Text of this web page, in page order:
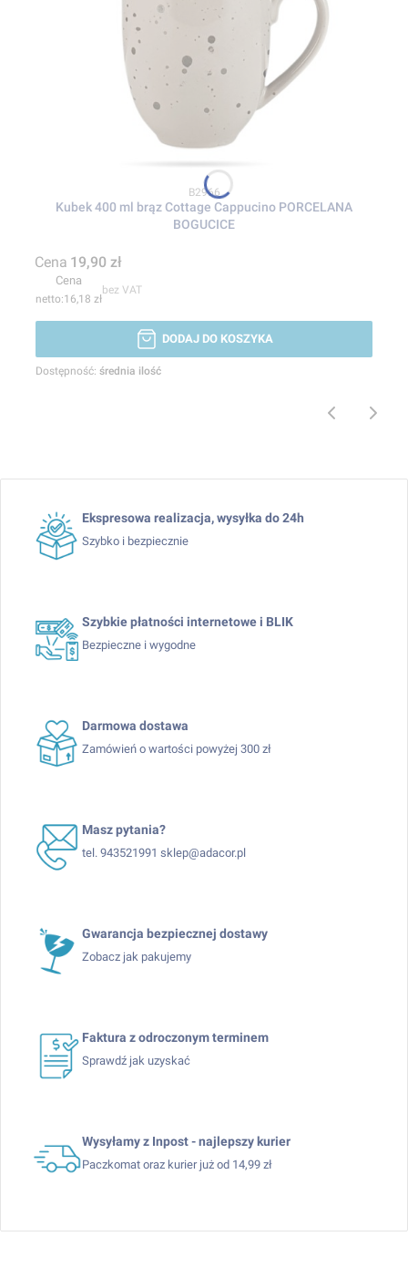
Kod produktu
B2966
Kubek 400 ml brąz Cottage Cappucino PORCELANA
BOGUCICE
Cena 19,90 zł
Cena
16,18 zł
bez VAT
DODAJ DO KOSZYKA
Dostępność: średnia ilość
Ekspresowa realizacja, wysyłka do 24h
Szybko i bezpiecznie
Szybkie płatności internetowe i BLIK
Bezpieczne i wygodne
Darmowa dostawa
Zamówień o wartości powyżej 300 zł
Masz pytania?
tel. 943521991 sklep@adacor.pl
Gwarancja bezpiecznej dostawy
Zobacz jak pakujemy
Faktura z odroczonym terminem
Sprawdź jak uzyskać
Wysyłamy z Inpost - najlepszy kurier
Paczkomat oraz kurier już od 14,99 zł